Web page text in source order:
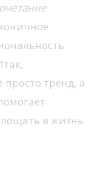
просто тренд, а
в жизнь